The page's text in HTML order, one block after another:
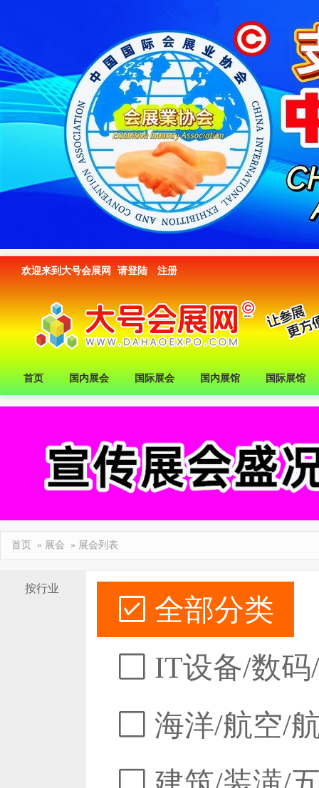
欢迎来到大号会展网 请登陆 注册
首页 国内展会 国际展会 国内展馆 国际展馆
首页 » 展会 » 展会列表
按行业
全部分类
IT设备/数码
海洋/航空/